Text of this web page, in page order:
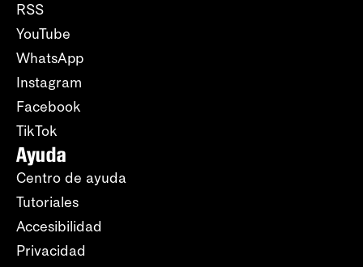
RSS
YouTube
WhatsApp
Instagram
Facebook
TikTok
Ayuda
Centro de ayuda
Tutoriales
Accesibilidad
Privacidad